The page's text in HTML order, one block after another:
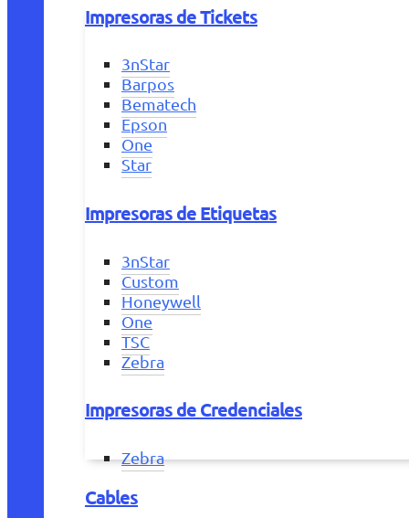
Impresoras de Tickets
3nStar
Barpos
Bematech
Epson
One
Star
Impresoras de Etiquetas
3nStar
Custom
Honeywell
One
TSC
Zebra
Impresoras de Credenciales
Zebra
Cables